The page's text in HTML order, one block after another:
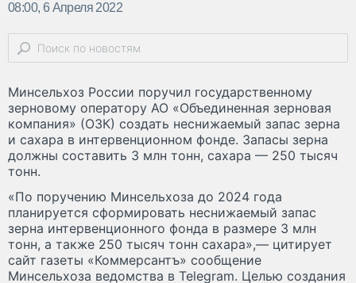
08:00, 6 Апреля 2022
Минсельхоз России поручил государственному
зерновому оператору АО «Объединенная зерновая
компания» (ОЗК) создать неснижаемый запас зерна
и сахара в интервенционном фонде. Запасы зерна
должны составить 3 млн тонн, сахара — 250 тысяч
тонн.
«По поручению Минсельхоза до 2024 года
планируется сформировать неснижаемый запас
зерна интервенционного фонда в размере 3 млн
тонн, а также 250 тысяч тонн сахара»,— цитирует
сайт газеты «Коммерсантъ» сообщение
Минсельхоза ведомства в Telegram. Целью создания